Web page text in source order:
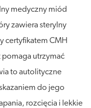
medyczny miód
zawiera sterylny
certyfikatem CMH
pomaga utrzymać
to autolityczne
do jego
rozcięcia i lekkie